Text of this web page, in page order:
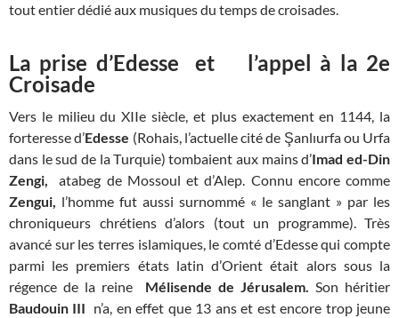
tout entier dédié aux musiques du temps de croisades.
La prise d’Edesse et l’appel à la 2e
Croisade
Vers le milieu du XIIe siècle, et plus exactement en 1144, la
forteresse d’Edesse (Rohais, l’actuelle cité de Şanlıurfa ou Urfa
dans le sud de la Turquie) tombaient aux mains d’Imad ed-Din
Zengi, atabeg de Mossoul et d’Alep. Connu encore comme
Zengui, l’homme fut aussi surnommé « le sanglant » par les
chroniqueurs chrétiens d’alors (tout un programme). Très
avancé sur les terres islamiques, le comté d’Edesse qui compte
parmi les premiers états latin d’Orient était alors sous la
régence de la reine Mélisende de Jérusalem. Son héritier
Baudouin III n’a, en effet que 13 ans et est encore trop jeune